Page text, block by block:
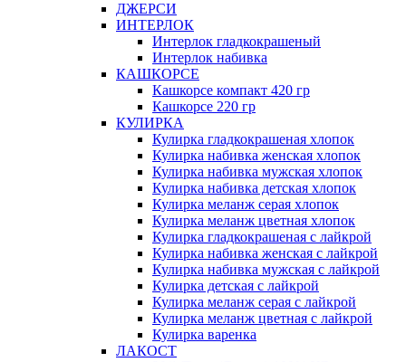
ДЖЕРСИ
ИНТЕРЛОК
Интерлок гладкокрашеный
Интерлок набивка
КАШКОРСЕ
Кашкорсе компакт 420 гр
Кашкорсе 220 гр
КУЛИРКА
Кулирка гладкокрашеная хлопок
Кулирка набивка женская хлопок
Кулирка набивка мужская хлопок
Кулирка набивка детская хлопок
Кулирка меланж серая хлопок
Кулирка меланж цветная хлопок
Кулирка гладкокрашеная с лайкрой
Кулирка набивка женская с лайкрой
Кулирка набивка мужская с лайкрой
Кулирка детская с лайкрой
Кулирка меланж серая с лайкрой
Кулирка меланж цветная с лайкрой
Кулирка варенка
ЛАКОСТ